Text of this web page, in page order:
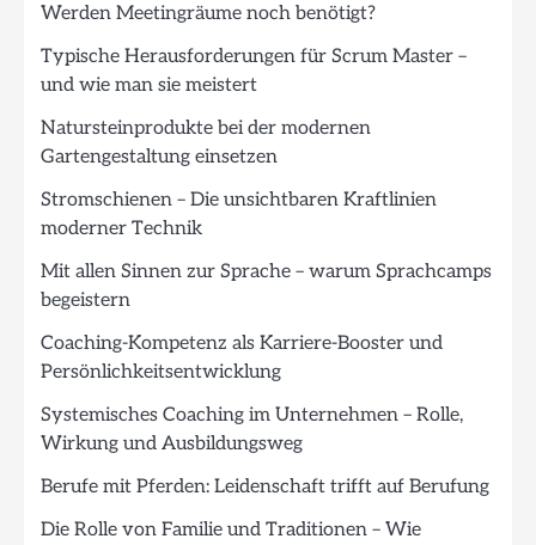
Werden Meetingräume noch benötigt?
Typische Herausforderungen für Scrum Master –
und wie man sie meistert
Natursteinprodukte bei der modernen
Gartengestaltung einsetzen
Stromschienen – Die unsichtbaren Kraftlinien
moderner Technik
Mit allen Sinnen zur Sprache – warum Sprachcamps
begeistern
Coaching-Kompetenz als Karriere-Booster und
Persönlichkeitsentwicklung
Systemisches Coaching im Unternehmen – Rolle,
Wirkung und Ausbildungsweg
Berufe mit Pferden: Leidenschaft trifft auf Berufung
Die Rolle von Familie und Traditionen – Wie